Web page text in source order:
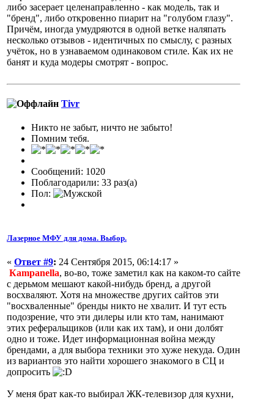
либо засерает целенаправленно - как модель, так и
"бренд", либо откровенно пиарит на "голубом глазу".
Причём, иногда умудряются в одной ветке наляпать
несколько отзывов - идентичных по смыслу, с разных
учёток, но в узнаваемом одинаковом стиле. Как их не
банят и куда модеры смотрят - вопрос.
Tivr
Никто не забыт, ничто не забыто!
Помним тебя.
Сообщений: 1020
Поблагодарили: 33 раз(а)
Пол:
Лазерное МФУ для дома. Выбор.
« Ответ #9: 24 Сентября 2015, 06:14:17 »
Кampanella, во-во, тоже заметил как на каком-то сайте
с дерьмом мешают какой-нибудь бренд, а другой
восхваляют. Хотя на множестве других сайтов эти
"восхваленные" бренды никто не хвалит. И тут есть
подозрение, что эти дилеры или кто там, нанимают
этих реферальщиков (или как их там), и они долбят
одно и тоже. Идет информационная война между
брендами, а для выбора техники это хуже некуда. Один
из вариантов это найти хорошего знакомого в СЦ и
допросить
У меня брат как-то выбирал ЖК-телевизор для кухни,